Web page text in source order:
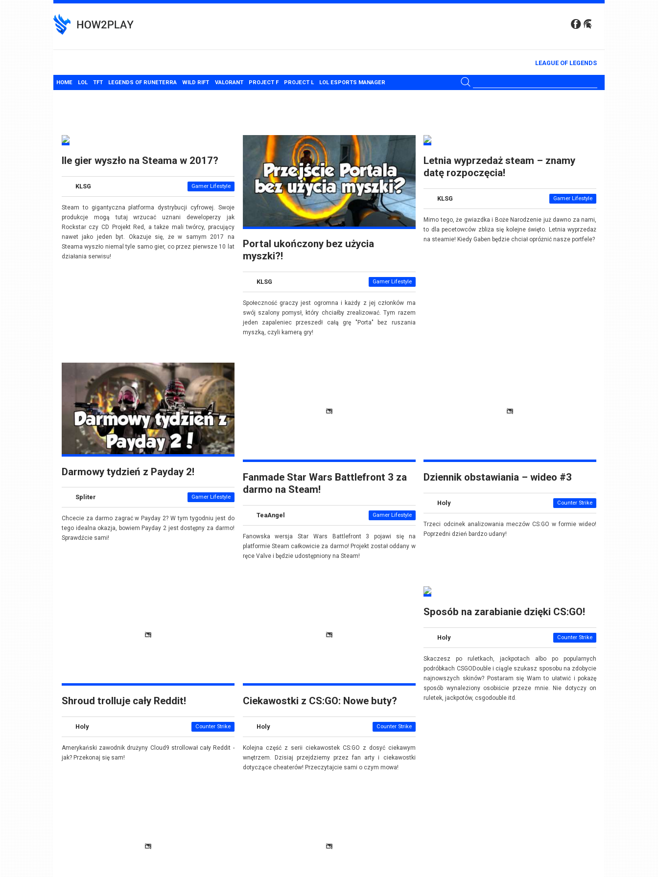
to
content
LEAGUE OF LEGENDS
HOME LOL TFT LEGENDS OF RUNETERRA WILD RIFT VALORANT PROJECT F PROJECT L LOL ESPORTS MANAGER
Ile gier wyszło na Steama w 2017?
KLSG Gamer Lifestyle
Steam to gigantyczna platforma dystrybucji cyfrowej. Swoje
produkcje mogą tutaj wrzucać uznani deweloperzy jak
Rockstar czy CD Projekt Red, a także mali twórcy, pracujący
nawet jako jeden byt. Okazuje się, że w samym 2017 na
Steama wyszło niemal tyle samo gier, co przez pierwsze 10 lat
działania serwisu!
Portal ukończony bez użycia
myszki?!
KLSG Gamer Lifestyle
Społeczność graczy jest ogromna i każdy z jej członków ma
swój szalony pomysł, który chciałby zrealizować. Tym razem
jeden zapaleniec przeszedł całą grę "Porta" bez ruszania
myszką, czyli kamerą gry!
Letnia wyprzedaż steam – znamy
datę rozpoczęcia!
KLSG Gamer Lifestyle
Mimo tego, że gwiazdka i Boże Narodzenie już dawno za nami,
to dla pecetowców zbliża się kolejne święto. Letnia wyprzedaż
na steamie! Kiedy Gaben będzie chciał opróżnić nasze portfele?
Darmowy tydzień z Payday 2!
Spliter Gamer Lifestyle
Chcecie za darmo zagrać w Payday 2? W tym tygodniu jest do
tego idealna okazja, bowiem Payday 2 jest dostępny za darmo!
Sprawdźcie sami!
Fanmade Star Wars Battlefront 3 za
darmo na Steam!
TeaAngel Gamer Lifestyle
Fanowska wersja Star Wars Battlefront 3 pojawi się na
platformie Steam całkowicie za darmo! Projekt został oddany w
ręce Valve i będzie udostępniony na Steam!
Dziennik obstawiania – wideo #3
Holy Counter Strike
Trzeci odcinek analizowania meczów CS:GO w formie wideo!
Poprzedni dzień bardzo udany!
Shroud trolluje cały Reddit!
Holy Counter Strike
Amerykański zawodnik drużyny Cloud9 strollował cały Reddit -
jak? Przekonaj się sam!
Ciekawostki z CS:GO: Nowe buty?
Holy Counter Strike
Kolejna część z serii ciekawostek CS:GO z dosyć ciekawym
wnętrzem. Dzisiaj przejdziemy przez fan arty i ciekawostki
dotyczące cheaterów! Przeczytajcie sami o czym mowa!
Sposób na zarabianie dzięki CS:GO!
Holy Counter Strike
Skaczesz po ruletkach, jackpotach albo po popularnych
podróbkach CSGODouble i ciągle szukasz sposobu na zdobycie
najnowszych skinów? Postaram się Wam to ułatwić i pokażę
sposób wynaleziony osobiście przeze mnie. Nie dotyczy on
ruletek, jackpotów, csgodouble itd.